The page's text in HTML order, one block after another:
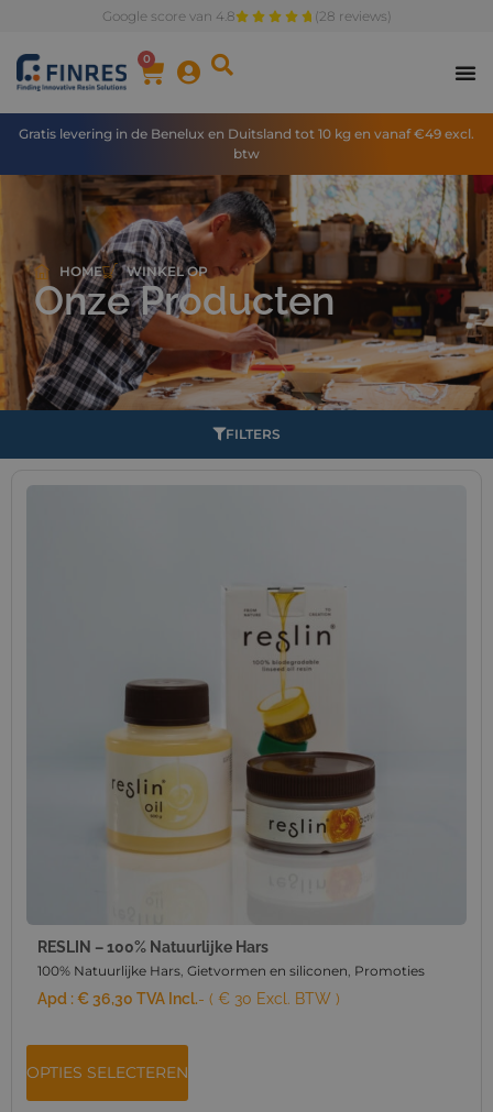
Google score van 4.8 (28 reviews)
0
Gratis levering in de Benelux en Duitsland tot 10 kg en vanaf €49 excl.
btw
HOME WINKEL OP
Onze Producten
FILTERS
RESLIN – 100% Natuurlijke Hars
100% Natuurlijke Hars, Gietvormen en siliconen, Promoties
Apd :€ 36,30 TVA Incl.- ( € 30 Excl. BTW )
OPTIES SELECTEREN